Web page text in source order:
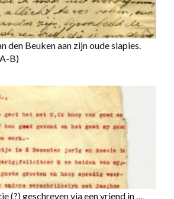
den Beuken aan zijn oude slapies.
B)
(?) geschreven via een vriend in …